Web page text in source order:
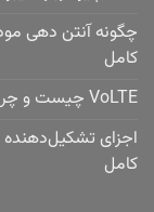
چگونه آنتن دهی
کامل
VoLTE چیست و چرا باید آن را روی گوشی خود فعال کنید؟
اجزای تشکیل‌دهنده
کامل